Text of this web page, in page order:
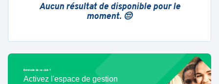
Aucun résultat de disponible pour le
moment. 😔
Bénévole de ce club ?
Activez l'espace de gestion